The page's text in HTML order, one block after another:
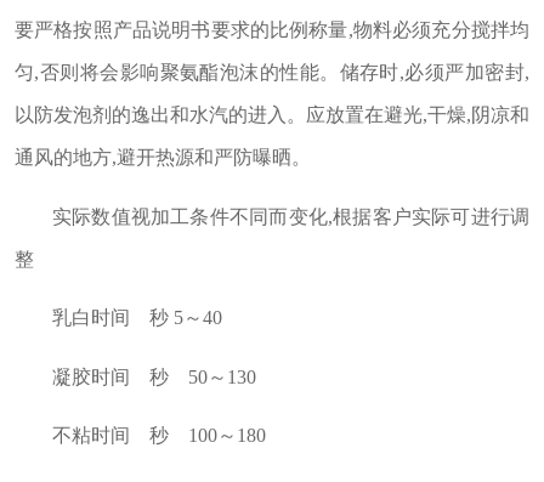
要严格按照产品说明书要求的比例称量,物料必须充分搅拌均
匀,否则将会影响聚氨酯泡沫的性能。储存时,必须严加密封,
以防发泡剂的逸出和水汽的进入。应放置在避光,干燥,阴凉和
通风的地方,避开热源和严防曝晒。
实际数值视加工条件不同而变化,根据客户实际可进行调
整
乳白时间 秒 5～40
凝胶时间 秒 50～130
不粘时间 秒 100～180